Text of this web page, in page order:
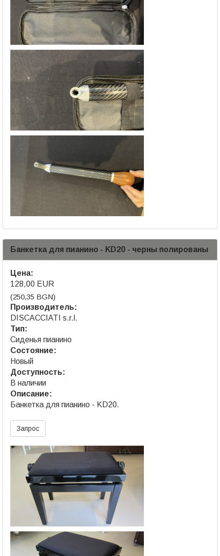
Банкетка для пианино - KD20 - черны полированы
Цена:
128,00 EUR
(250,35 BGN)
Производитель:
DISCACCIATI s.r.l.
Тип:
Сиденья пианино
Состояние:
Новый
Доступность:
В наличии
Описание:
Банкетка для пианино - KD20.
Запрос